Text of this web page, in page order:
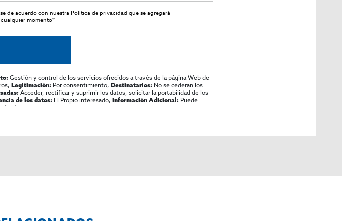
de acuerdo con nuestraPolítica de privacidad que se agregará
momento*
Gestión y control de los servicios ofrecidos a través de la página Web de
Legitimación: Por consentimiento, Destinatarios: No se cederan los
Acceder, rectificar y suprimir los datos, solicitar la portabilidad de los
de los datos: El Propio interesado, Información Adicional: Puede
Aquí.